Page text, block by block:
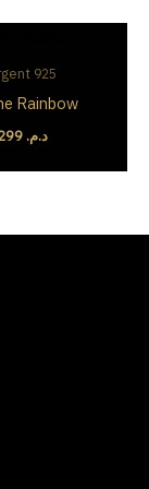
925
Rainbow
د.م. 299